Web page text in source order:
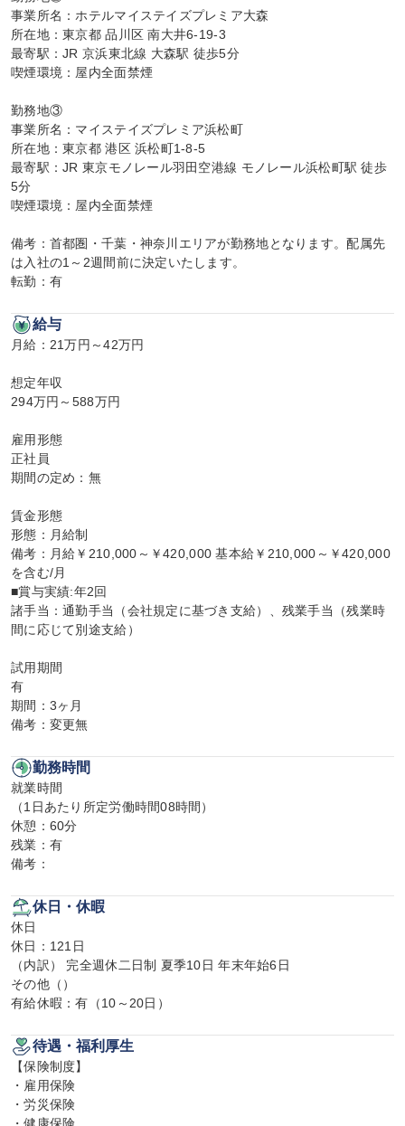
事業所名：ホテルマイステイズプレミア大森
所在地：東京都 品川区 南大井6-19-3
最寄駅：JR 京浜東北線 大森駅 徒歩5分
喫煙環境：屋内全面禁煙
勤務地③
事業所名：マイステイズプレミア浜松町
所在地：東京都 港区 浜松町1-8-5
最寄駅：JR 東京モノレール羽田空港線 モノレール浜松町駅 徒歩
5分
喫煙環境：屋内全面禁煙
備考：首都圏・千葉・神奈川エリアが勤務地となります。配属先
は入社の1～2週間前に決定いたします。
転勤：有
給与
月給：21万円～42万円
想定年収
294万円～588万円
雇用形態
正社員
期間の定め：無
賃金形態
形態：月給制
備考：月給￥210,000～￥420,000 基本給￥210,000～￥420,000
を含む/月
■賞与実績:年2回
諸手当：通勤手当（会社規定に基づき支給）、残業手当（残業時
間に応じて別途支給）
試用期間
有
期間：3ヶ月
備考：変更無
勤務時間
就業時間
（1日あたり所定労働時間08時間）
休憩：60分
残業：有
備考：
休日・休暇
休日
休日：121日
（内訳） 完全週休二日制 夏季10日 年末年始6日
その他（）
有給休暇：有（10～20日）
待遇・福利厚生
【保険制度】
・雇用保険
・労災保険